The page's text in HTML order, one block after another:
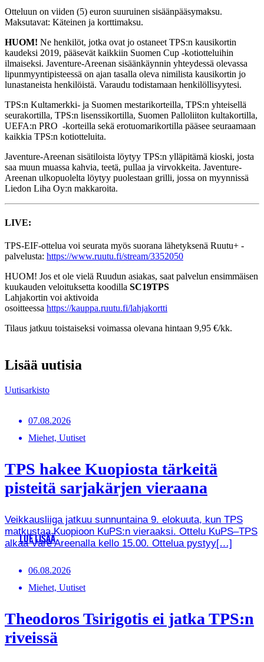
Otteluun on viiden (5) euron suuruinen sisäänpääsymaksu.
Maksutavat: Käteinen ja korttimaksu.
HUOM! Ne henkilöt, jotka ovat jo ostaneet TPS:n kausikortin
kaudeksi 2019, pääsevät kaikkiin Suomen Cup -kotiotteluihin
ilmaiseksi. Javenture-Areenan sisäänkäynnin yhteydessä olevassa
lipunmyyntipisteessä on ajan tasalla oleva nimilista kausikortin jo
lunastaneista henkilöistä. Varaudu todistamaan henkilöllisyytesi.
TPS:n Kultamerkki- ja Suomen mestarikorteilla, TPS:n yhteisellä
seurakortilla, TPS:n lisenssikortilla, Suomen Palloliiton kultakortilla,
UEFA:n PRO -korteilla sekä erotuomarikortilla pääsee seuraamaan
kaikkia TPS:n kotiotteluita.
Javenture-Areenan sisätiloista löytyy TPS:n ylläpitämä kioski, josta
saa muun muassa kahvia, teetä, pullaa ja virvokkeita. Javenture-
Areenan ulkopuolelta löytyy puolestaan grilli, jossa on myynnissä
Liedon Liha Oy:n makkaroita.
LIVE:
TPS-EIF-ottelua voi seurata myös suorana lähetyksenä Ruutu+ -
palvelusta: https://www.ruutu.fi/stream/3352050
HUOM! Jos et ole vielä Ruudun asiakas, saat palvelun ensimmäisen
kuukauden veloituksetta koodilla SC19TPS
Lahjakortin voi aktivoida
osoitteessa https://kauppa.ruutu.fi/lahjakortti
Tilaus jatkuu toistaiseksi voimassa olevana hintaan 9,95 €/kk.
Lisää uutisia
Uutisarkisto
07.08.2026
Miehet, Uutiset
TPS hakee Kuopiosta tärkeitä
pisteitä sarjakärjen vieraana
Veikkausliiga jatkuu sunnuntaina 9. elokuuta, kun TPS
matkustaa Kuopioon KuPS:n vieraaksi. Ottelu KuPS–TPS
alkaa Väre Areenalla kello 15.00. Ottelua pystyy[…]
LUE LISÄÄ
06.08.2026
Miehet, Uutiset
Theodoros Tsirigotis ei jatka TPS:n
riveissä